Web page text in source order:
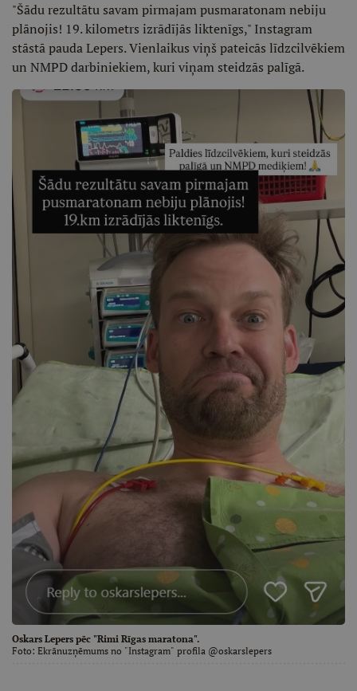
"Šādu rezultātu savam pirmajam pusmaratonam nebiju
plānojis! 19. kilometrs izrādījās liktenīgs," Instagram
stāstā pauda Lepers. Vienlaikus viņš pateicās līdzcilvēkiem
un NMPD darbiniekiem, kuri viņam steidzās palīgā.
Oskars Lepers pēc "Rimi Rīgas maratona".
Foto: Ekrānuzņēmums no "Instagram" profila @oskarslepers